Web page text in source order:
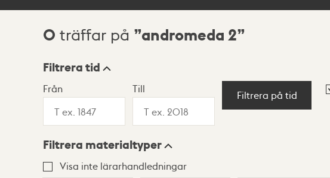
Sökresultat
0 träffar på andromeda 2
Visningsläge
Lista Karta
Filtrera tid
Från Till
Filtrera på tid
Filtrera materialtyper
Visa inte lärarhandledningar